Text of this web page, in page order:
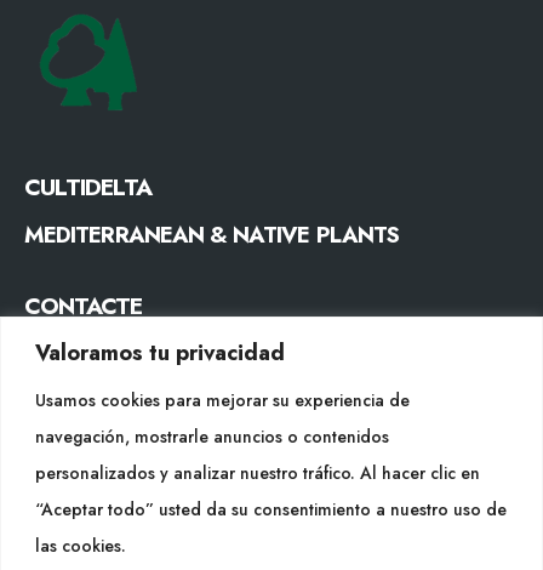
Valoramos tu privacidad
Usamos cookies para mejorar su experiencia de
navegación, mostrarle anuncios o contenidos
personalizados y analizar nuestro tráfico. Al hacer clic en
“Aceptar todo” usted da su consentimiento a nuestro uso de
las cookies.
CULTIDELTA
MEDITERRANEAN & NATIVE PLANTS
CONTACTE
Tel. +34 977053013
SEGUEIX-NOS
WEB